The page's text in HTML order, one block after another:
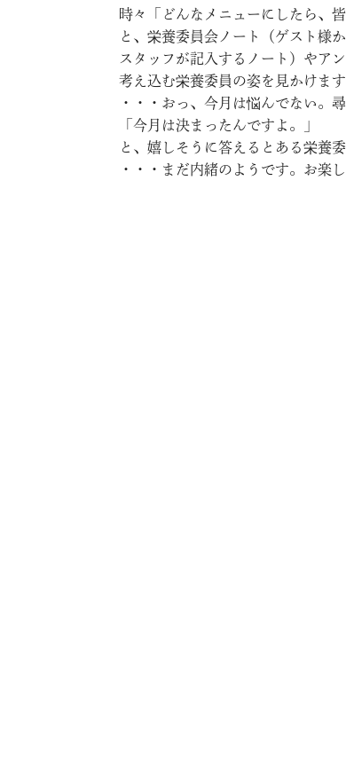
時々「どんなメニューにしたら、
と、栄養委員会ノート（ゲスト様
スタッフが記入するノート）やア
考え込む栄養委員の姿を見かけます
・・・おっ、今月は悩んでない。尋
「今月は決まったんですよ。」
と、嬉しそうに答えるとある栄養
・・・まだ内緒のようです。お楽し